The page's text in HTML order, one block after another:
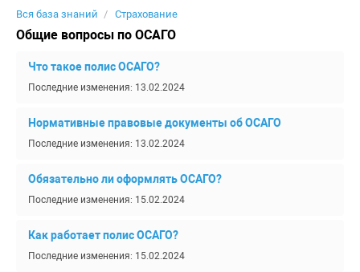
Вся база знаний Страхование
Общие вопросы по ОСАГО
Что такое полис ОСАГО?
Последние изменения: 13.02.2024
Нормативные правовые документы об ОСАГО
Последние изменения: 13.02.2024
Обязательно ли оформлять ОСАГО?
Последние изменения: 15.02.2024
Как работает полис ОСАГО?
Последние изменения: 15.02.2024